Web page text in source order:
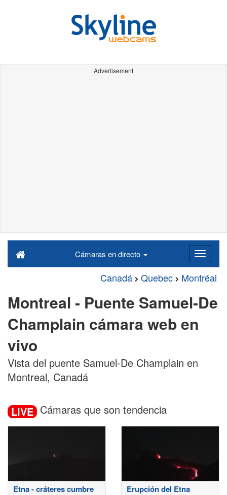
Advertisement
Cámaras en directo
Canadá Quebec Montréal
Montreal - Puente Samuel-De
Champlain cámara web en
vivo
Vista del puente Samuel-De Champlain en
Montreal, Canadá
LIVE Cámaras que son tendencia
Etna - cráteres cumbre Erupción del Etna